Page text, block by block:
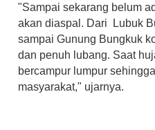
"Sampai sekarang belum
akan diaspal. Dari Lubuk
sampai Gunung Bungkuk
dan penuh lubang. Saat
bercampur lumpur
masyarakat," ujarnya.